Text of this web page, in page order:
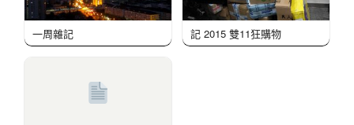
一周雜記 記 2015 雙11狂購物